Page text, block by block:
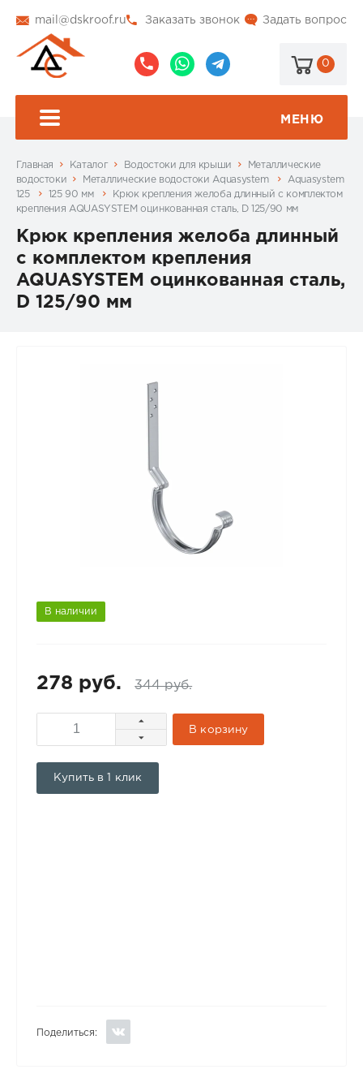
mail@dskroof.ru Задать вопрос
Заказать звонок
0
МЕНЮ
Главная Каталог Водостоки для крыши
Металлические
водостоки
Металлические водостоки Aquasystem
Aquasystem
125
125 90 мм
Крюк крепления желоба длинный с комплектом
крепления AQUASYSTEM оцинкованная сталь, D 125/90 мм
Крюк крепления желоба длинный
с комплектом крепления
AQUASYSTEM оцинкованная сталь,
D 125/90 мм
В наличии
278 руб. 344 руб.
В корзину
Купить в 1 клик
Поделиться: